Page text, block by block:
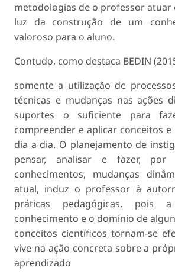
metodologias de o professor atuar
luz da construção de um
valoroso para o aluno.
Contudo, como destaca BEDIN
somente a utilização de
técnicas e mudanças nas ações
suportes o suficiente para
compreender e aplicar conceitos
dia a dia. O planejamento de
pensar, analisar e fazer,
conhecimentos, mudanças
atual, induz o professor à
práticas pedagógicas, pois
conhecimento e o domínio de
conceitos científicos tornam-se
vive na ação concreta sobre a
aprendizado